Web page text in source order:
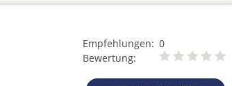
Empfehlungen: 0
Bewertung: